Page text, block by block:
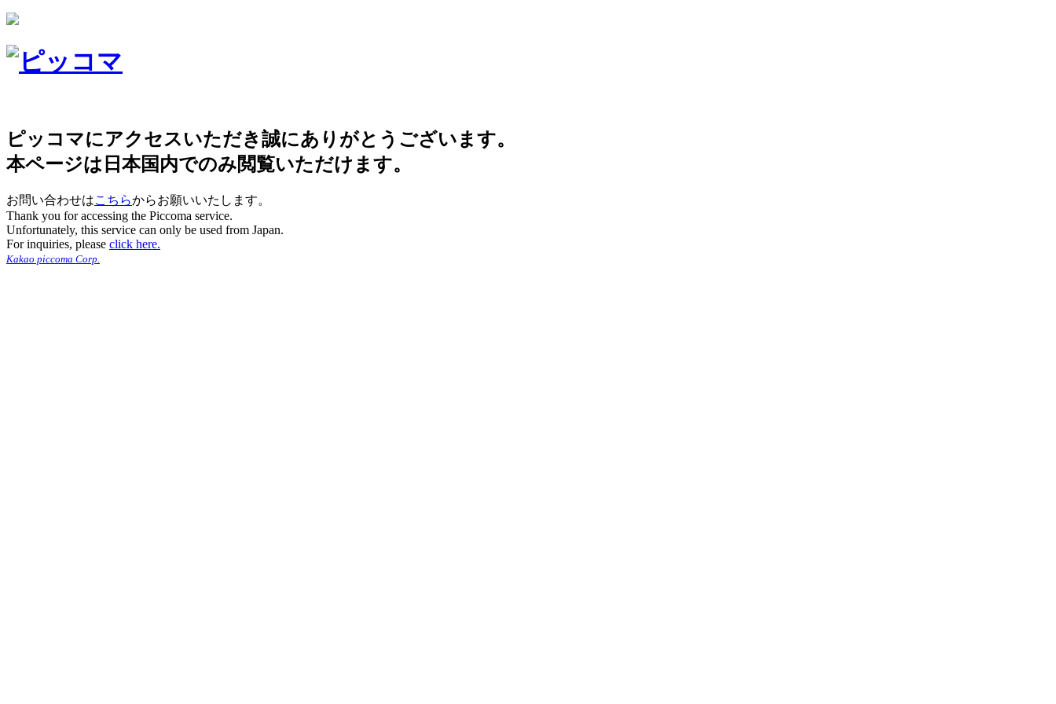
ピッコマにアクセスいただき誠にありがとうございます。
本ページは日本国内でのみ閲覧いただけます。
お問い合わせはこちらからお願いいたします。
Thank you for accessing the Piccoma service.
Unfortunately, this service can only be used from Japan.
For inquiries, please click here.
Kakao piccoma Corp.